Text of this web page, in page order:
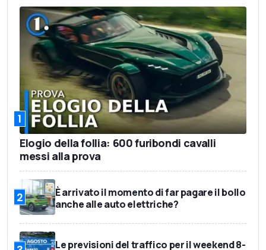
1
Elogio della follia: 600 furibondi cavalli
messi alla prova
2
È arrivato il momento di far pagare il bollo
anche alle auto elettriche?
Le previsioni del traffico per il weekend 8-